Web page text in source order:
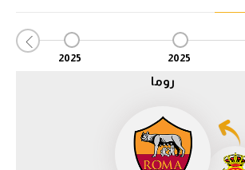
2025
2025
روما